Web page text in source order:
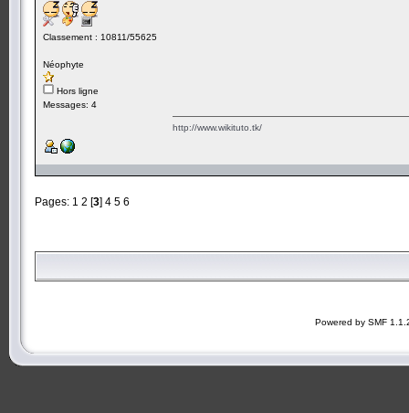
Classement : 10811/55625
Néophyte
Hors ligne
Messages: 4
http://www.wikituto.tk/
Pages: 1 2 [3] 4 5 6
Powered by SMF